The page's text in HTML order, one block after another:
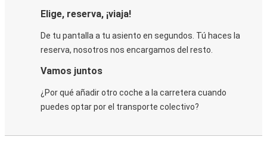
Elige, reserva, ¡viaja!
De tu pantalla a tu asiento en segundos. Tú haces la
reserva, nosotros nos encargamos del resto.
Vamos juntos
¿Por qué añadir otro coche a la carretera cuando
puedes optar por el transporte colectivo?